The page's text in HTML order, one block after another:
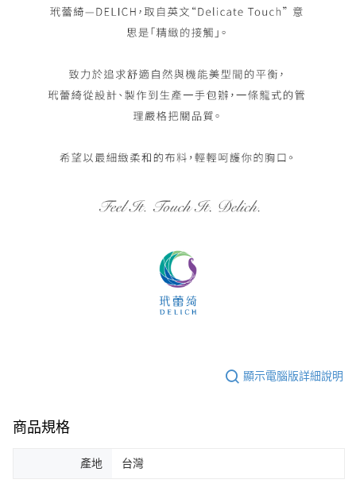
顯示電腦版詳細說明
商品規格
產地 台灣